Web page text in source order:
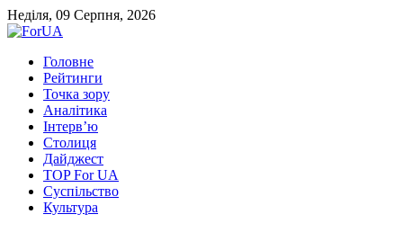
Неділя, 09 Серпня, 2026
Головне
Рейтинги
Точка зору
Аналітика
Інтерв’ю
Столиця
Дайджест
TOP For UA
Суспiльство
Культура